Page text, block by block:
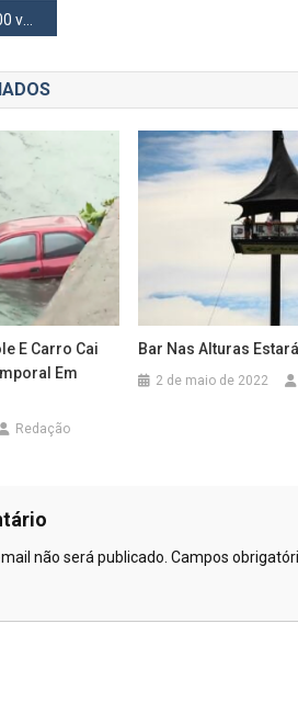
E Carro Cai
Em
Redação
Bar Nas Alturas
2 de maio de 2022
não será publicado. Campos